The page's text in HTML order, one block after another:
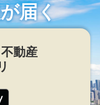
届く
動産